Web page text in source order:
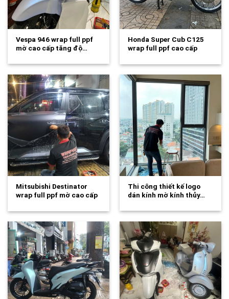
Vespa 946 wrap full ppf
mờ cao cấp tăng độ…
Honda Super Cub C125
wrap full ppf cao cấp
Mitsubishi Destinator
wrap full ppf mờ cao cấp
Thi công thiết kế logo
dán kính mờ kính thủy…